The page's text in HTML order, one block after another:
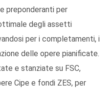
preponderanti per
degli assetti
per i completamenti, i
delle opere pianificate.
e stanziate su FSC,
Cipe e fondi ZES, per